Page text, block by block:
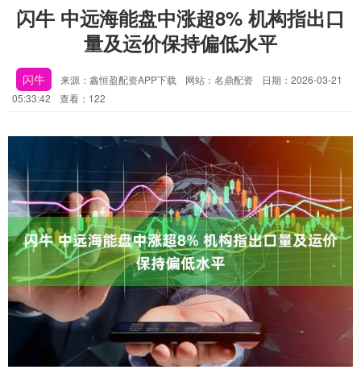
闪牛 中远海能盘中涨超8% 机构指出口
量及运价保持偏低水平
闪牛 来源：鑫恒盈配资APP下载 网站：名鼎配资
日期：2026-03-21
05:33:42
查看：122